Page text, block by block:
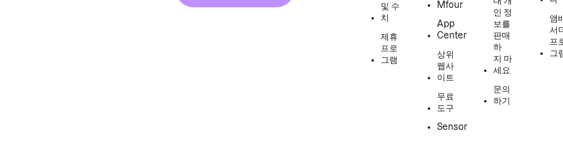
및 수
치
제휴
프로
그램
Mfour
App
Center
상위
웹사
이트
무료
도구
Sensor
인 정
보를
판매
하
지 마
세요
문의
하기
앰
서
프
그